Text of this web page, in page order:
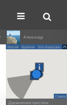
Александр
Россия Бурятия Усть-Баргузин
Схема
Деревянная пристань